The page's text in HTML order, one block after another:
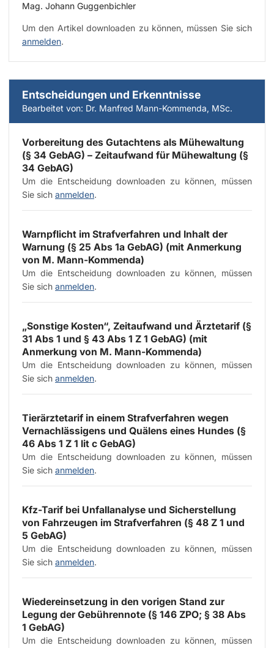
Mag. Johann Guggenbichler
Um den Artikel downloaden zu können, müssen Sie sich
anmelden.
Entscheidungen und Erkenntnisse
Bearbeitet von: Dr. Manfred Mann-Kommenda, MSc.
Vorbereitung des Gutachtens als Mühewaltung
(§ 34 GebAG) – Zeitaufwand für Mühewaltung (§
34 GebAG)
Um die Entscheidung downloaden zu können, müssen
Sie sich anmelden.
Warnpflicht im Strafverfahren und Inhalt der
Warnung (§ 25 Abs 1a GebAG) (mit Anmerkung
von M. Mann-Kommenda)
Um die Entscheidung downloaden zu können, müssen
Sie sich anmelden.
„Sonstige Kosten“, Zeitaufwand und Ärztetarif (§
31 Abs 1 und § 43 Abs 1 Z 1 GebAG) (mit
Anmerkung von M. Mann-Kommenda)
Um die Entscheidung downloaden zu können, müssen
Sie sich anmelden.
Tierärztetarif in einem Strafverfahren wegen
Vernachlässigens und Quälens eines Hundes (§
46 Abs 1 Z 1 lit c GebAG)
Um die Entscheidung downloaden zu können, müssen
Sie sich anmelden.
Kfz-Tarif bei Unfallanalyse und Sicherstellung
von Fahrzeugen im Strafverfahren (§ 48 Z 1 und
5 GebAG)
Um die Entscheidung downloaden zu können, müssen
Sie sich anmelden.
Wiedereinsetzung in den vorigen Stand zur
Legung der Gebührennote (§ 146 ZPO; § 38 Abs
1 GebAG)
Um die Entscheidung downloaden zu können, müssen